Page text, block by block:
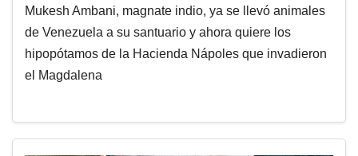
Mukesh Ambani, magnate indio, ya se llevó animales
de Venezuela a su santuario y ahora quiere los
hipopótamos de la Hacienda Nápoles que invadieron
el Magdalena